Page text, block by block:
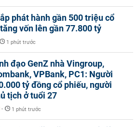
phát hành gần 500 triệu cổ
vốn lên gần 77.800 tỷ
1 phút trước
đạo GenZ nhà Vingroup,
VPBank, PC1: Người
tỷ đồng cổ phiếu, người
tịch ở tuổi 27
- 1 phút trước